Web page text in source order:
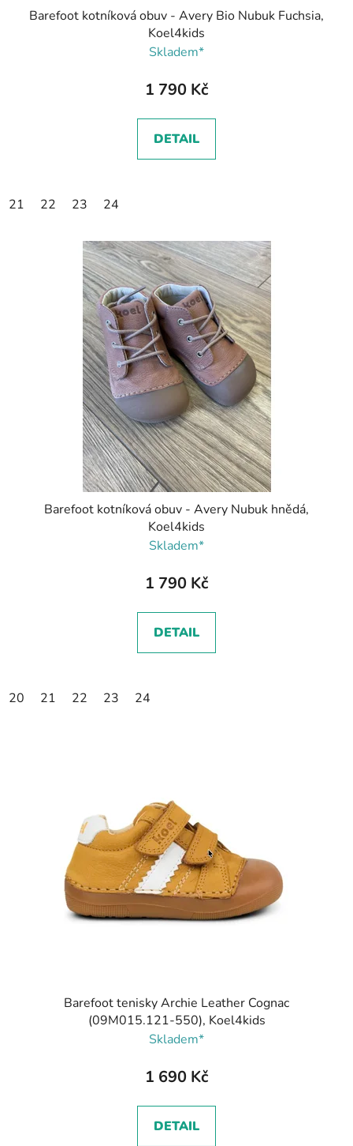
Barefoot kotníková obuv - Avery Bio Nubuk Fuchsia,
Koel4kids
Skladem*
1 790 Kč
DETAIL
21 22 23 24
Barefoot kotníková obuv - Avery Nubuk hnědá,
Koel4kids
Skladem*
1 790 Kč
DETAIL
20 21 22 23 24
Barefoot tenisky Archie Leather Cognac
(09M015.121-550), Koel4kids
Skladem*
1 690 Kč
DETAIL